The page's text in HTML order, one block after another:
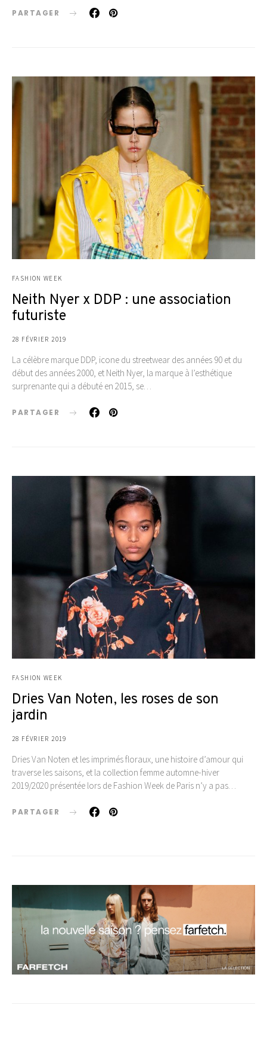
PARTAGER
FASHION WEEK
Neith Nyer x DDP : une association
futuriste
28 FÉVRIER 2019
La célèbre marque DDP, icone du streetwear des années 90 et du
début des années 2000, et Neith Nyer, la marque à l’esthétique
surprenante qui a débuté en 2015, se…
PARTAGER
FASHION WEEK
Dries Van Noten, les roses de son
jardin
28 FÉVRIER 2019
Dries Van Noten et les imprimés floraux, une histoire d’amour qui
traverse les saisons, et la collection femme automne-hiver
2019/2020 présentée lors de Fashion Week de Paris n’y a pas…
PARTAGER